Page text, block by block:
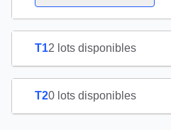
T12 lots disponibles
T20 lots disponibles